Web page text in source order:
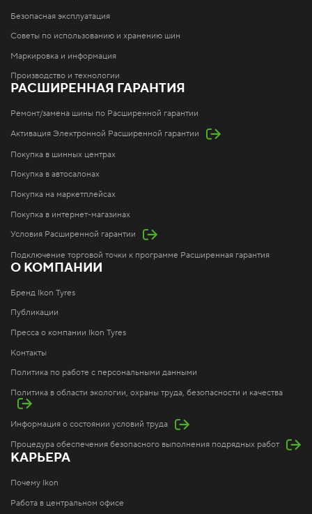
Безопасная эксплуатация
Советы по использованию и хранению шин
Маркировка и информация
Производство и технологии
РАСШИРЕННАЯ ГАРАНТИЯ
Ремонт/замена шины по Расширенной гарантии
Активация Электронной Расширенной гарантии
Покупка в шинных центрах
Покупка в автосалонах
Покупка на маркетплейсах
Покупка в интернет-магазинах
Условия Расширенной гарантии
Подключение торговой точки к программе Расширенная гарантия
О КОМПАНИИ
Бренд Ikon Tyres
Публикации
Пресса о компании Ikon Tyres
Контакты
Политика по работе с персональными данными
Политика в области экологии, охраны труда, безопасности и качества
Информация о состоянии условий труда
Процедура обеспечения безопасного выполнения подрядных работ
КАРЬЕРА
Почему Ikon
Работа в центральном офисе